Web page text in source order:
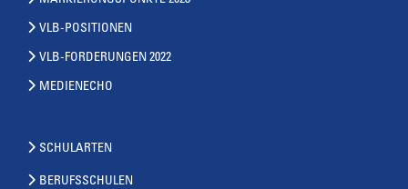
VLB-POSITIONEN
VLB-FORDERUNGEN 2022
MEDIENECHO
SCHULARTEN
BERUFSSCHULEN